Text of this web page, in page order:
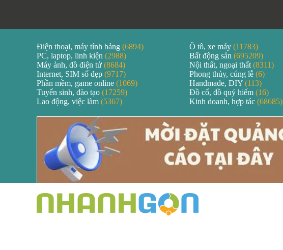
Điện thoại, máy tính bảng (6894) Ô tô, xe máy (11783)
PC, laptop, linh kiện (2988) Bất động sản (695209)
Máy ảnh, đồ điện tử (8684) Nội thất, ngoại thất (8311)
Internet, SIM số đẹp (9717) Phong thủy, cúng lễ (6)
Phần mềm, game online (1069) Handmade, DIY (113)
Tuyển sinh, đào tạo (17259) Đồ cổ, đồ quý hiếm (16)
Lao động, việc làm (5367) Kinh doanh, hợp tác (68685)